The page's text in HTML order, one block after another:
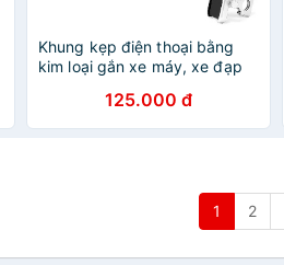
Khung kẹp điện thoại bằng
kim loại gắn xe máy, xe đạp
125.000 đ
1 2